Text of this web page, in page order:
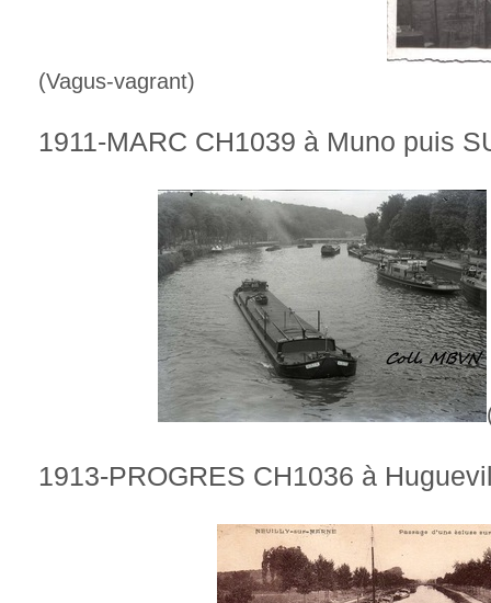
(Vagus-vagrant)
1911-MARC CH1039 à Muno puis
1913-PROGRES CH1036 à